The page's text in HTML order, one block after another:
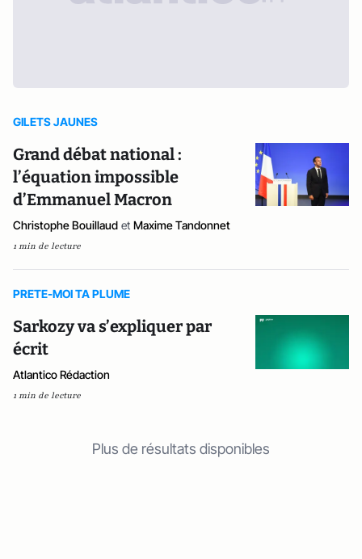
GILETS JAUNES
Grand débat national :
l’équation impossible
d’Emmanuel Macron
Christophe Bouillaud et Maxime Tandonnet
1 min de lecture
PRETE-MOI TA PLUME
Sarkozy va s’expliquer par
écrit
Atlantico Rédaction
1 min de lecture
Plus de résultats disponibles